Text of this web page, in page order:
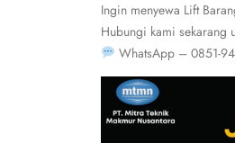
Ingin menyewa Lift
Hubungi kami sekarang
WhatsApp – 0851-